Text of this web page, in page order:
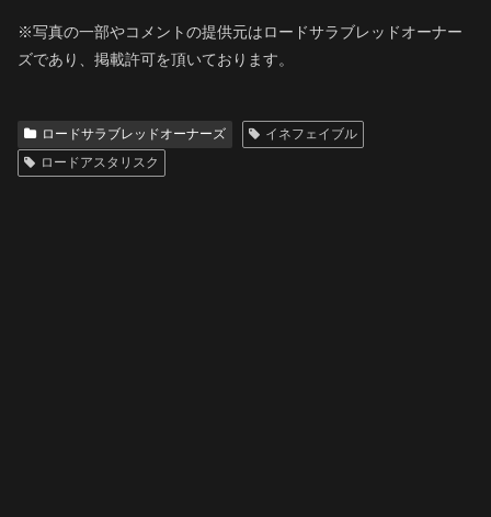
※写真の一部やコメントの提供元はロードサラブレッドオーナー
ズであり、掲載許可を頂いております。
ロードサラブレッドオーナーズ
イネフェイブル
ロードアスタリスク